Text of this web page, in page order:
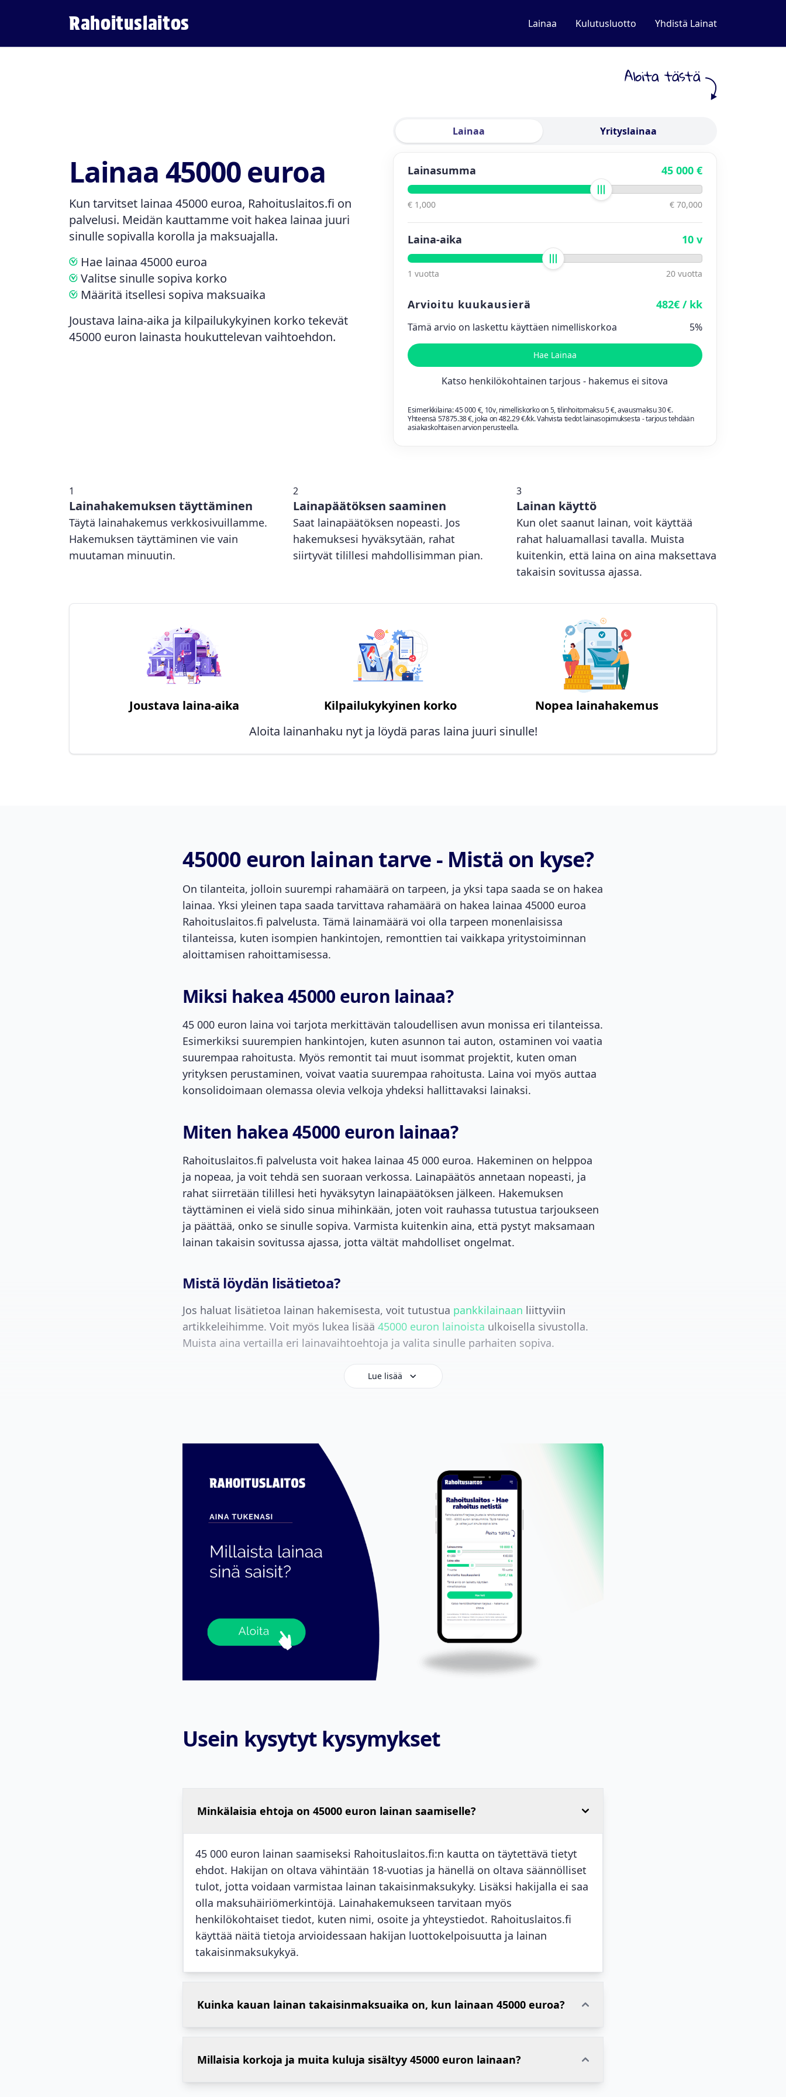
Rahoituslaitos Lainaa Kulutusluotto Yhdistä Lainat
Lainaa 45000 euroa
Kun tarvitset lainaa 45000 euroa, Rahoituslaitos.fi on
palvelusi. Meidän kauttamme voit hakea lainaa juuri
sinulle sopivalla korolla ja maksuajalla.
Hae lainaa 45000 euroa
Valitse sinulle sopiva korko
Määritä itsellesi sopiva maksuaika
Joustava laina-aika ja kilpailukykyinen korko tekevät
45000 euron lainasta houkuttelevan vaihtoehdon.
Aloita tästä
Lainaa Yrityslainaa
Lainasumma 45 000 €
€ 1,000 € 70,000
Laina-aika 10 v
1 vuotta 20 vuotta
Arvioitu kuukausierä 482€ / kk
Tämä arvio on laskettu käyttäen nimelliskorkoa 5%
Hae Lainaa
Katso henkilökohtainen tarjous - hakemus ei sitova
Esimerkkilaina:45 000€, 10v, nimelliskorko on5, tilinhoitomaksu 5 €, avausmaksu 30 €.
Yhteensä 57875.38€, joka on482.29€/kk. Vahvista tiedot lainasopimuksesta - tarjous tehdään
asiakaskohtaisen arvion perusteella.
1
Lainahakemuksen täyttäminen
Täytä lainahakemus verkkosivuillamme.
Hakemuksen täyttäminen vie vain
muutaman minuutin.
2
Lainapäätöksen saaminen
Saat lainapäätöksen nopeasti. Jos
hakemuksesi hyväksytään, rahat
siirtyvät tilillesi mahdollisimman pian.
3
Lainan käyttö
Kun olet saanut lainan, voit käyttää
rahat haluamallasi tavalla. Muista
kuitenkin, että laina on aina maksettava
takaisin sovitussa ajassa.
Joustava laina-aika Kilpailukykyinen korko
Nopea lainahakemus
Aloita lainanhaku nyt ja löydä paras laina juuri sinulle!
45000 euron lainan tarve - Mistä on kyse?
On tilanteita, jolloin suurempi rahamäärä on tarpeen, ja yksi tapa saada se on hakea
lainaa. Yksi yleinen tapa saada tarvittava rahamäärä on hakea lainaa 45000 euroa
Rahoituslaitos.fi palvelusta. Tämä lainamäärä voi olla tarpeen monenlaisissa
tilanteissa, kuten isompien hankintojen, remonttien tai vaikkapa yritystoiminnan
aloittamisen rahoittamisessa.
Miksi hakea 45000 euron lainaa?
45 000 euron laina voi tarjota merkittävän taloudellisen avun monissa eri tilanteissa.
Esimerkiksi suurempien hankintojen, kuten asunnon tai auton, ostaminen voi vaatia
suurempaa rahoitusta. Myös remontit tai muut isommat projektit, kuten oman
yrityksen perustaminen, voivat vaatia suurempaa rahoitusta. Laina voi myös auttaa
konsolidoimaan olemassa olevia velkoja yhdeksi hallittavaksi lainaksi.
Miten hakea 45000 euron lainaa?
Rahoituslaitos.fi palvelusta voit hakea lainaa 45 000 euroa. Hakeminen on helppoa
ja nopeaa, ja voit tehdä sen suoraan verkossa. Lainapäätös annetaan nopeasti, ja
rahat siirretään tilillesi heti hyväksytyn lainapäätöksen jälkeen. Hakemuksen
täyttäminen ei vielä sido sinua mihinkään, joten voit rauhassa tutustua tarjoukseen
ja päättää, onko se sinulle sopiva. Varmista kuitenkin aina, että pystyt maksamaan
lainan takaisin sovitussa ajassa, jotta vältät mahdolliset ongelmat.
Mistä löydän lisätietoa?
Jos haluat lisätietoa lainan hakemisesta, voit tutustua pankkilainaan liittyviin
artikkeleihimme. Voit myös lukea lisää 45000 euron lainoista ulkoisella sivustolla.
Muista aina vertailla eri lainavaihtoehtoja ja valita sinulle parhaiten sopiva.
Lue lisää
Usein kysytyt kysymykset
Minkälaisia ehtoja on 45000 euron lainan saamiselle?
45 000 euron lainan saamiseksi Rahoituslaitos.fi:n kautta on täytettävä tietyt
ehdot. Hakijan on oltava vähintään 18-vuotias ja hänellä on oltava säännölliset
tulot, jotta voidaan varmistaa lainan takaisinmaksukyky. Lisäksi hakijalla ei saa
olla maksuhäiriömerkintöjä. Lainahakemukseen tarvitaan myös
henkilökohtaiset tiedot, kuten nimi, osoite ja yhteystiedot. Rahoituslaitos.fi
käyttää näitä tietoja arvioidessaan hakijan luottokelpoisuutta ja lainan
takaisinmaksukykyä.
Kuinka kauan lainan takaisinmaksuaika on, kun lainaan 45000 euroa?
Millaisia korkoja ja muita kuluja sisältyy 45000 euron lainaan?